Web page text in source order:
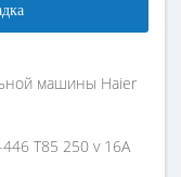
машины Haier
Т85 250 v 16A